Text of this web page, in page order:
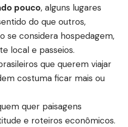
pouco, alguns lugares
do que outros,
se considera hospedagem,
local e passeios.
que querem viajar
costuma ficar mais ou
quer paisagens
e roteiros econômicos.